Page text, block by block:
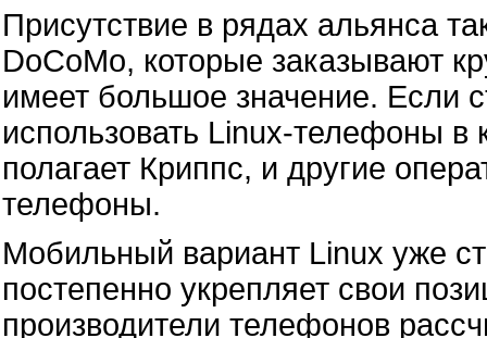
Присутствие в рядах альянса
DoCoMo, которые заказывают
имеет большое значение. Если
использовать Linux-телефоны
полагает Криппс­, и другие
телефоны.
Мобильный вариант Linux уже
постепенно укрепляет свои
производители телефонов